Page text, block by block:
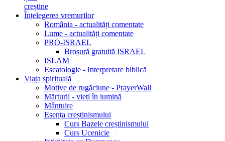
creștine
Înțelegerea vremurilor
România - actualități comentate
Lume - actualități comentate
PRO-ISRAEL
Broșură gratuită ISRAEL
ISLAM
Escatologie - Interpretare biblică
Viața spirituală
Motive de rugăciune - PrayerWall
Mărturii - vieți în lumină
Mântuire
Esența creștinismului
Curs Bazele creștinismului
Curs Ucenicie